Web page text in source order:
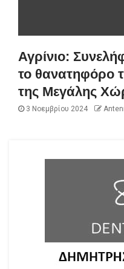
Αγρίνιο:
το θανατηφόρο
της Μεγάλης
3 Νοεμβρίου 2024